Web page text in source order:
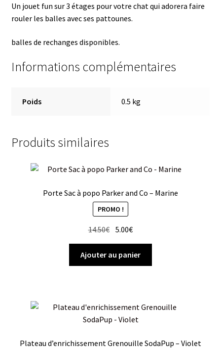
Un jouet fun sur 3 étages pour votre chat qui adorera faire
rouler les balles avec ses pattounes.
balles de rechanges disponibles.
Informations complémentaires
Poids 0.5 kg
Produits similaires
Porte Sac à popo Parker and Co – Marine
PROMO !
14.50€ Le
prix
initial
était :
5.00€Le
prix
actuel
est :
Ajouter au panier
Plateau d’enrichissement Grenouille SodaPup – Violet